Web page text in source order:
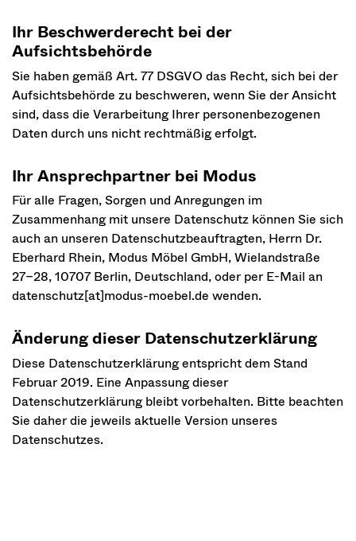
Ihr Beschwerderecht bei der
Aufsichtsbehörde
Sie haben gemäß Art. 77 DSGVO das Recht, sich bei der
Aufsichtsbehörde zu beschweren, wenn Sie der Ansicht
sind, dass die Verarbeitung Ihrer personenbezogenen
Daten durch uns nicht rechtmäßig erfolgt.
Ihr Ansprechpartner bei Modus
Für alle Fragen, Sorgen und Anregungen im
Zusammenhang mit unsere Datenschutz können Sie sich
auch an unseren Datenschutzbeauftragten, Herrn Dr.
Eberhard Rhein, Modus Möbel GmbH, Wielandstraße
27–28, 10707 Berlin, Deutschland, oder per E-Mail an
datenschutz[at]modus-moebel.de wenden.
Änderung dieser Datenschutzerklärung
Diese Datenschutzerklärung entspricht dem Stand
Februar 2019. Eine Anpassung dieser
Datenschutzerklärung bleibt vorbehalten. Bitte beachten
Sie daher die jeweils aktuelle Version unseres
Datenschutzes.